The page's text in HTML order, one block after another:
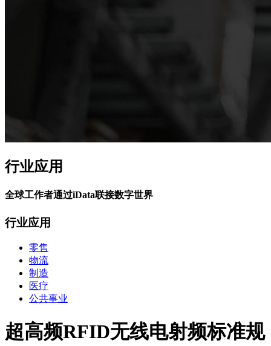
行业应用
全球工作者通过iData联接数字世界
行业应用
零售
物流
制造
医疗
公共事业
超高频RFID无线电射频标准规